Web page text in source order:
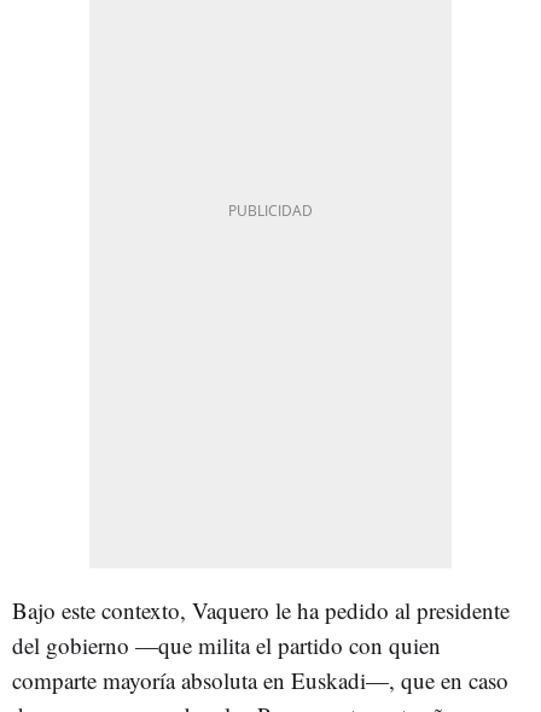
Bajo este contexto, Vaquero le ha pedido al presidente
del gobierno —que milita el partido con quien
comparte mayoría absoluta en Euskadi—, que en caso